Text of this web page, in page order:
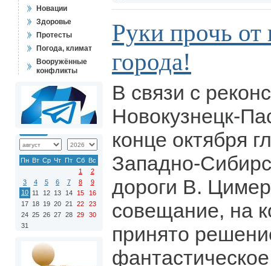
Новации
Здоровье
Протесты
Погода, климат
Вооружённые
конфликты
Пн Вт Ср Чт Пт Сб Вс
1
2
3
4 5 6 7 8
9
10 11 12 13 14 15
16
17 18 19 20 21 22
23
24 25 26 27 28 29
30
31
Руки прочь от
города!
В связи с
Новокузнецк-
конце октября
Западно-
дороги В.
совещание, на
принято